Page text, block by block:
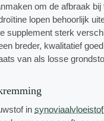
om de afbraak bij
lopen behoorlijk
supplement sterk
breder, kwalitatief
van als losse
in synoviaalvloeistof